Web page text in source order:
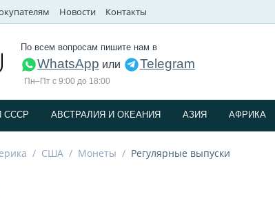
Новости Контакты
По всем вопросам пишите нам в
WhatsApp или Telegram
Пн–Пт с 9:00 до 18:00
СССP АВСТРАЛИЯ И ОКЕАНИЯ АЗИЯ АФРИКА
/ США / Монеты / Регулярные выпуски